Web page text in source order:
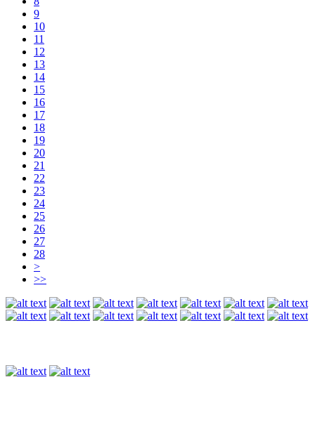
9
10
11
12
13
14
15
16
17
18
19
20
21
22
23
24
25
26
27
28
>
>>